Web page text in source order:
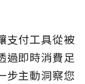
支付工具從被
過即時消費足
步主動洞察您